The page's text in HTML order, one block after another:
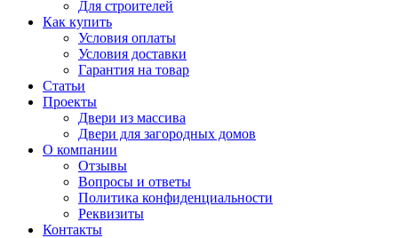
Для строителей
Как купить
Условия оплаты
Условия доставки
Гарантия на товар
Статьи
Проекты
Двери из массива
Двери для загородных домов
О компании
Отзывы
Вопросы и ответы
Политика конфиденциальности
Реквизиты
Контакты